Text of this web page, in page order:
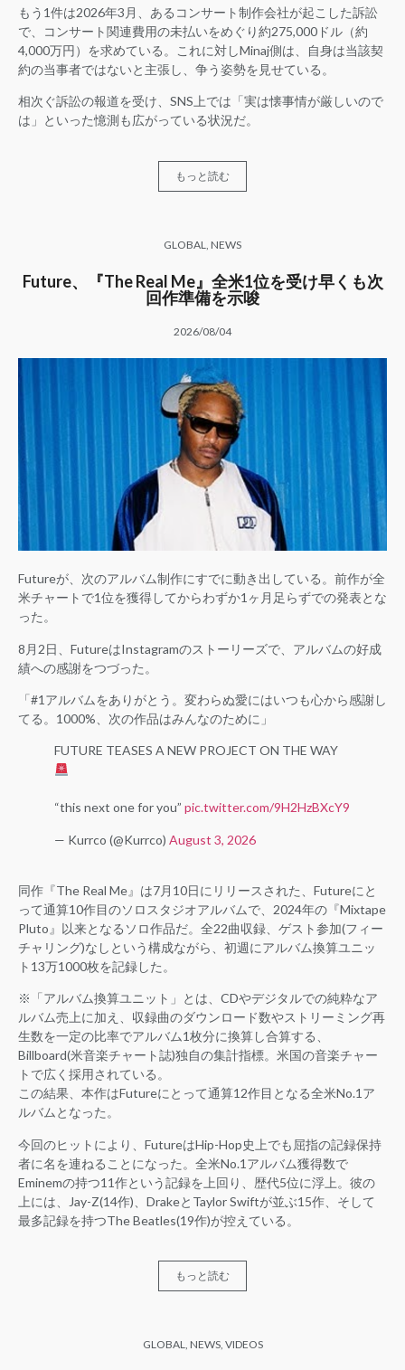
もう1件は2026年3月、あるコンサート制作会社が起こした訴訟
で、コンサート関連費用の未払いをめぐり約275,000ドル（約
4,000万円）を求めている。これに対しMinaj側は、自身は当該契
約の当事者ではないと主張し、争う姿勢を見せている。
相次ぐ訴訟の報道を受け、SNS上では「実は懐事情が厳しいので
は」といった憶測も広がっている状況だ。
もっと読む
GLOBAL NEWS
Future、『The Real Me』全米1位を受け早くも次
回作準備を示唆
2026/08/04
Futureが、次のアルバム制作にすでに動き出している。前作が全
米チャートで1位を獲得してからわずか1ヶ月足らずでの発表とな
った。
8月2日、FutureはInstagramのストーリーズで、アルバムの好成
績への感謝をつづった。
「#1アルバムをありがとう。変わらぬ愛にはいつも心から感謝し
てる。1000%、次の作品はみんなのために」
FUTURE TEASES A NEW PROJECT ON THE WAY
“this next one for you” pic.twitter.com/9H2HzBXcY9
— Kurrco (@Kurrco) August 3, 2026
同作『The Real Me』は7月10日にリリースされた、Futureにと
って通算10作目のソロスタジオアルバムで、2024年の『Mixtape
Pluto』以来となるソロ作品だ。全22曲収録、ゲスト参加(フィー
チャリング)なしという構成ながら、初週にアルバム換算ユニッ
ト13万1000枚を記録した。
※「アルバム換算ユニット」とは、CDやデジタルでの純粋なア
ルバム売上に加え、収録曲のダウンロード数やストリーミング再
生数を一定の比率でアルバム1枚分に換算し合算する、
Billboard(米音楽チャート誌)独自の集計指標。米国の音楽チャー
トで広く採用されている。
この結果、本作はFutureにとって通算12作目となる全米No.1ア
ルバムとなった。
今回のヒットにより、FutureはHip-Hop史上でも屈指の記録保持
者に名を連ねることになった。全米No.1アルバム獲得数で
Eminemの持つ11作という記録を上回り、歴代5位に浮上。彼の
上には、Jay-Z(14作)、DrakeとTaylor Swiftが並ぶ15作、そして
最多記録を持つThe Beatles(19作)が控えている。
もっと読む
GLOBAL, NEWS, VIDEOS